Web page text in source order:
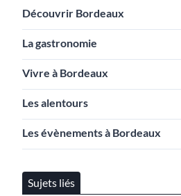
Découvrir Bordeaux
La gastronomie
Vivre à Bordeaux
Les alentours
Les évènements à Bordeaux
Sujets liés